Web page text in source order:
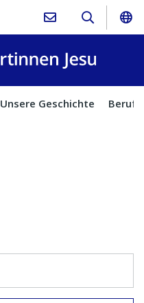
Unsere Geschichte